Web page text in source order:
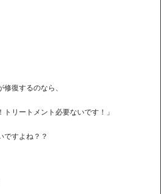
復するのなら、
リートメント必要ないです！」
ですよね？？